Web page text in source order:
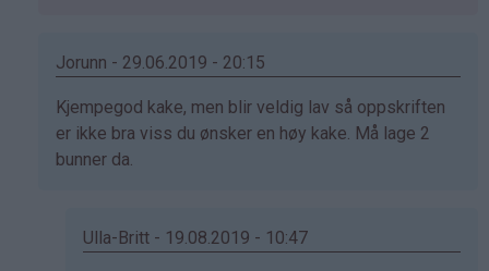
av
(ikke
bekreftet)
Jorunn - 29.06.2019 - 20:15
Som
svar
på
(ikke
Kjempegod kake, men blir veldig lav så oppskriften
er ikke bra viss du ønsker en høy kake. Må lage 2
bunner da.
Ulla-Britt - 19.08.2019 - 10:47